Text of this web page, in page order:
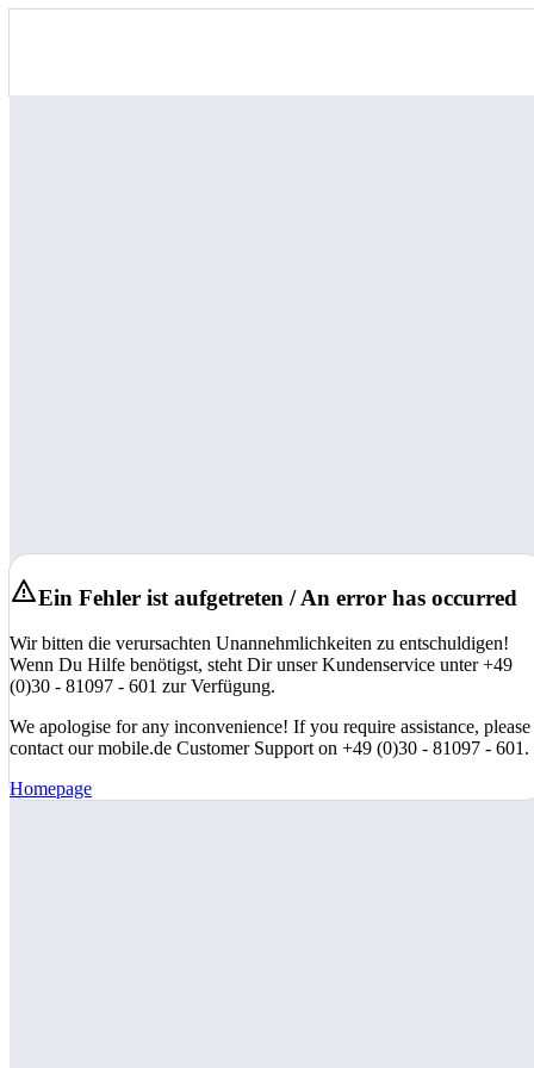
Ein Fehler ist aufgetreten / An error has occurred
Wir bitten die verursachten Unannehmlichkeiten zu entschuldigen!
Wenn Du Hilfe benötigst, steht Dir unser Kundenservice unter +49
(0)30 - 81097 - 601 zur Verfügung.
We apologise for any inconvenience! If you require assistance, please
contact our mobile.de Customer Support on +49 (0)30 - 81097 - 601.
Homepage